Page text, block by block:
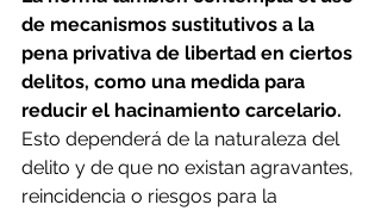
de mecanismos sustitutivos a la
pena privativa de libertad en ciertos
delitos, como una medida para
reducir el hacinamiento carcelario.
Esto dependerá de la naturaleza del
delito y de que no existan agravantes,
reincidencia o riesgos para la